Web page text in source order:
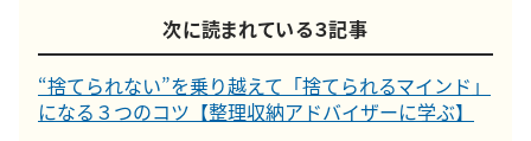
次に読まれている３記事
“捨てられない”を乗り越えて「捨てられるマインド」
になる３つのコツ【整理収納アドバイザーに学ぶ】